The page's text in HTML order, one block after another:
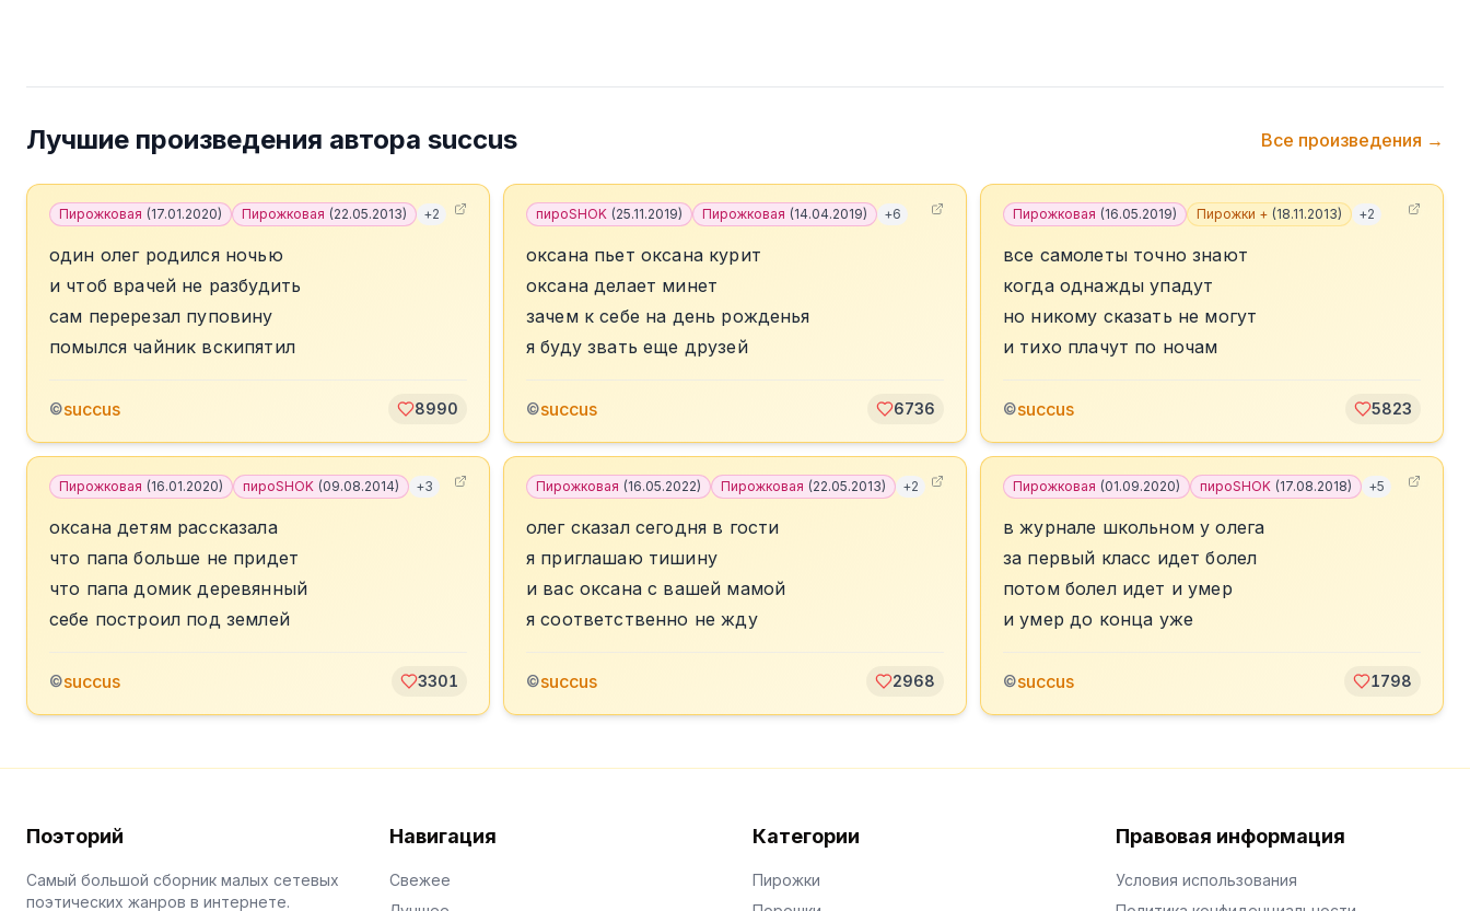
Лучшие произведения автора succus Все произведения →
Пирожковая (17.01.2020) Пирожковая (22.05.2013) +2
один олег родился ночью
и чтоб врачей не разбудить
сам перерезал пуповину
помылся чайник вскипятил
©succus 8990
пироSHOK (25.11.2019) Пирожковая (14.04.2019) +6
оксана пьет оксана курит
оксана делает минет
зачем к себе на день рожденья
я буду звать еще друзей
©succus 6736
Пирожковая (16.05.2019) Пирожки + (18.11.2013) +2
все самолеты точно знают
когда однажды упадут
но никому сказать не могут
и тихо плачут по ночам
©succus 5823
Пирожковая (16.01.2020) пироSHOK (09.08.2014) +3
оксана детям рассказала
что папа больше не придет
что папа домик деревянный
себе построил под землей
©succus 3301
Пирожковая (16.05.2022) Пирожковая (22.05.2013) +2
олег сказал сегодня в гости
я приглашаю тишину
и вас оксана с вашей мамой
я соответственно не жду
©succus 2968
Пирожковая (01.09.2020) пироSHOK (17.08.2018) +5
в журнале школьном у олега
за первый класс идет болел
потом болел идет и умер
и умер до конца уже
©succus 1798
Поэторий
Самый большой сборник малых сетевых
поэтических жанров в интернете.
Навигация
Свежее
Категории
Пирожки
Правовая информация
Условия использования